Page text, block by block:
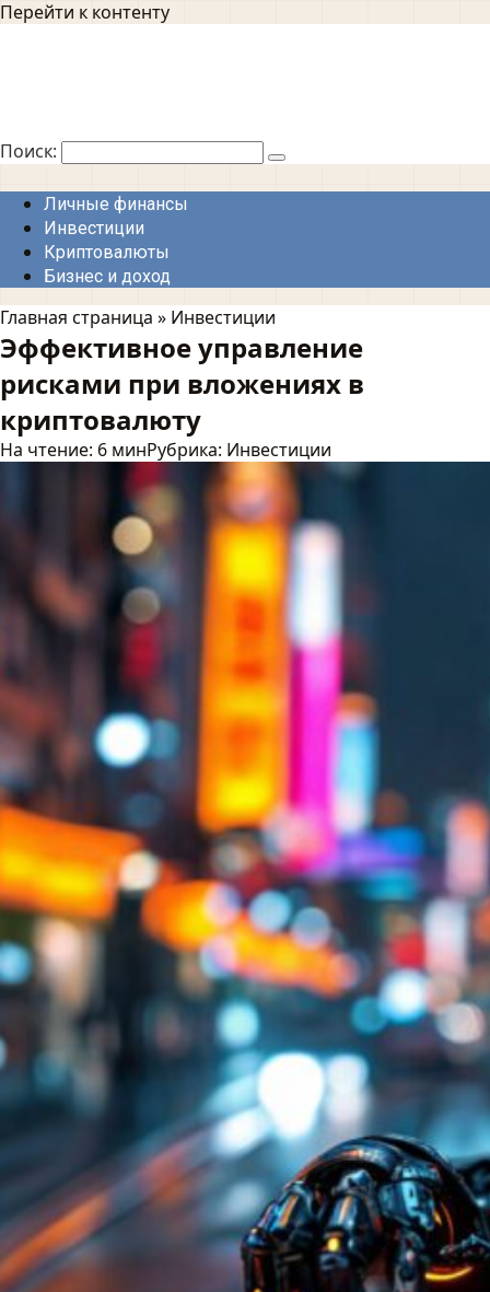
Перейти к контенту
Поиск:
Личные финансы
Инвестиции
Криптовалюты
Бизнес и доход
Главная страница » Инвестиции
Эффективное управление
рисками при вложениях в
криптовалюту
На чтение: 6 минРубрика: Инвестиции